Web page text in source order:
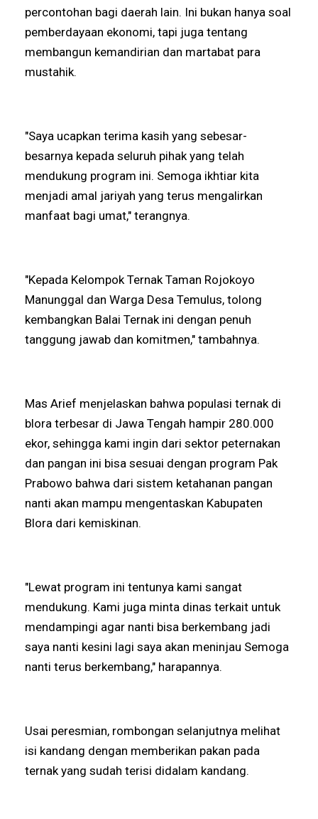
percontohan bagi daerah lain. Ini bukan hanya soal
pemberdayaan ekonomi, tapi juga tentang
membangun kemandirian dan martabat para
mustahik.
"Saya ucapkan terima kasih yang sebesar-
besarnya kepada seluruh pihak yang telah
mendukung program ini. Semoga ikhtiar kita
menjadi amal jariyah yang terus mengalirkan
manfaat bagi umat," terangnya.
"Kepada Kelompok Ternak Taman Rojokoyo
Manunggal dan Warga Desa Temulus, tolong
kembangkan Balai Ternak ini dengan penuh
tanggung jawab dan komitmen," tambahnya.
Mas Arief menjelaskan bahwa populasi ternak di
blora terbesar di Jawa Tengah hampir 280.000
ekor, sehingga kami ingin dari sektor peternakan
dan pangan ini bisa sesuai dengan program Pak
Prabowo bahwa dari sistem ketahanan pangan
nanti akan mampu mengentaskan Kabupaten
Blora dari kemiskinan.
"Lewat program ini tentunya kami sangat
mendukung. Kami juga minta dinas terkait untuk
mendampingi agar nanti bisa berkembang jadi
saya nanti kesini lagi saya akan meninjau Semoga
nanti terus berkembang," harapannya.
Usai peresmian, rombongan selanjutnya melihat
isi kandang dengan memberikan pakan pada
ternak yang sudah terisi didalam kandang.